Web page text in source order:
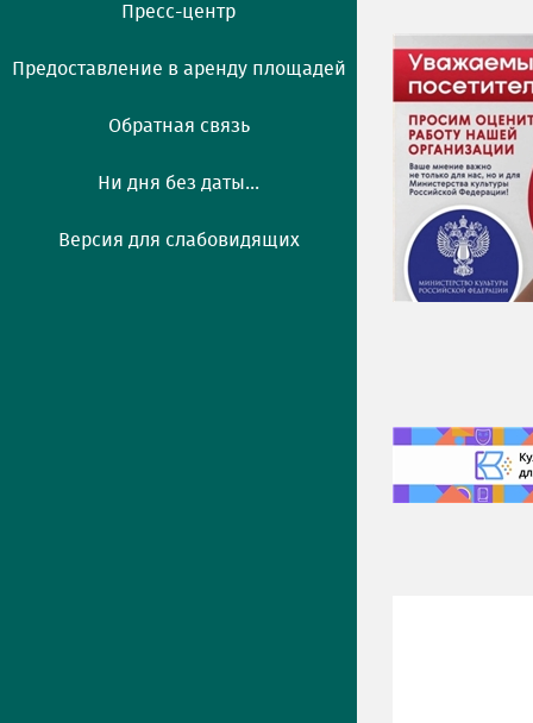
Пресс-центр
Предоставление в аренду площадей
Обратная связь
Ни дня без даты...
Версия для слабовидящих